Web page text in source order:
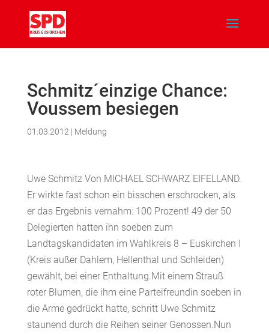
Schmitz´einzige Chance:
Voussem besiegen
01.03.2012 | Meldung
Uwe Schmitz Von MICHAEL SCHWARZ EIFELLAND.
Er wirkte fast schon ein bisschen erschrocken, als
er das Ergebnis vernahm: 100 Prozent! 49 der 50
Delegierten hatten ihn soeben zum
Landtagskandidaten im Wahlkreis 8 – Euskirchen I
(Kreis außer Dahlem, Hellenthal und Schleiden)
gewählt, bei einer Enthaltung.Mit einem Strauß
roter Blumen, die ihm eine Parteifreundin soeben in
die Arme gedrückt hatte, schritt Uwe Schmitz
staunend durch die Reihen seiner Genossen.Nun